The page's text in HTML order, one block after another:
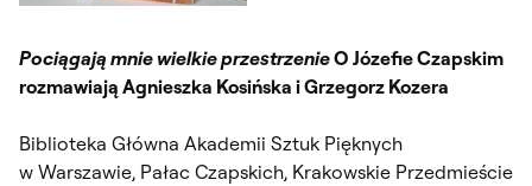
Pociągają mnie wielkie przestrzenieO Józefie Czapskim
rozmawiają Agnieszka Kosińska i Grzegorz Kozera
Biblioteka Główna Akademii Sztuk Pięknych
w Warszawie, Pałac Czapskich, Krakowskie Przedmieście